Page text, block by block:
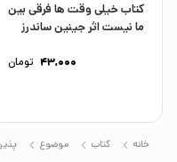
کتاب خیلی وقت ها فرقی بین
ما نیست اثر جینین ساندرز
43,000 تومان
خانه کتاب موضوع